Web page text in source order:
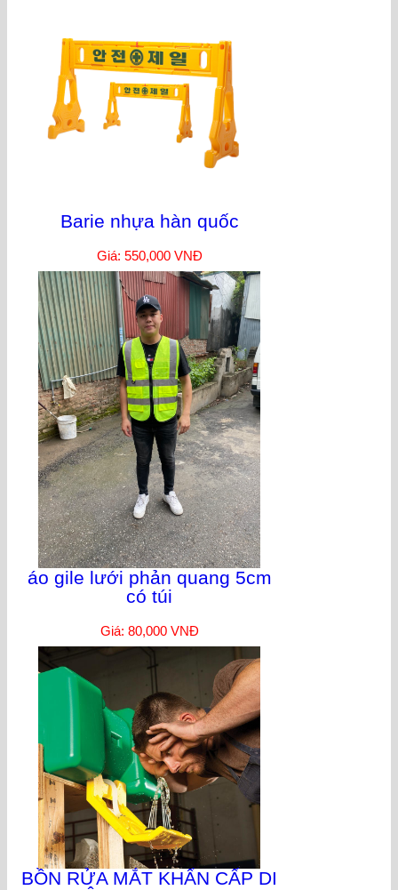
Barie nhựa hàn quốc
Giá: 550,000 VNĐ
áo gile lưới phản quang 5cm
có túi
Giá: 80,000 VNĐ
BỒN RỬA MẮT KHẨN CẤP DI